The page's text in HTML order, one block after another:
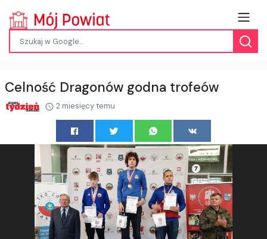
Celność Dragonów godna trofeów
2 miesięcy temu